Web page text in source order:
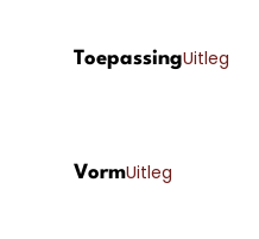
ToepassingUitleg
VormUitleg